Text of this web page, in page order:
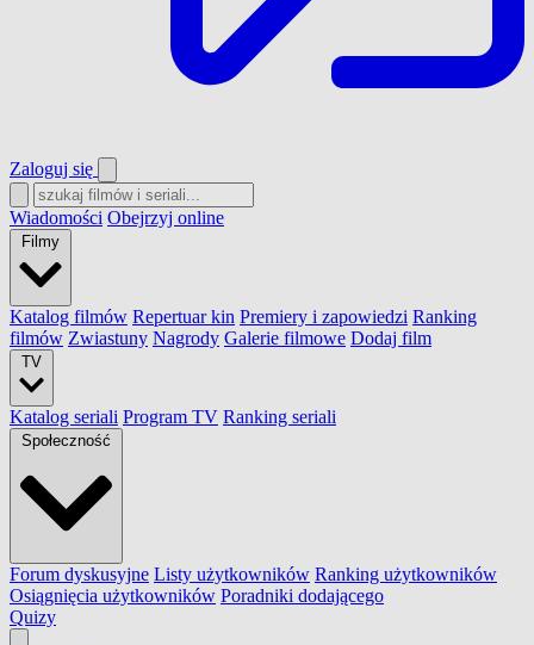
Zaloguj się
Wiadomości Obejrzyj online
Filmy
Katalog filmów Repertuar kin Premiery i zapowiedzi Ranking
filmów Zwiastuny Nagrody Galerie filmowe Dodaj film
TV
Katalog seriali Program TV Ranking seriali
Społeczność
Forum dyskusyjne Listy użytkowników Ranking użytkowników
Osiągnięcia użytkowników Poradniki dodającego
Quizy